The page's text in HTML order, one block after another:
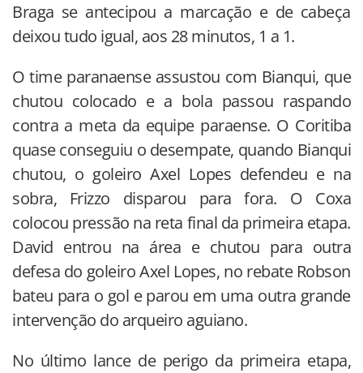
Braga se antecipou a marcação e de cabeça
deixou tudo igual, aos 28 minutos, 1 a 1.
O time paranaense assustou com Bianqui, que
chutou colocado e a bola passou raspando
contra a meta da equipe paraense. O Coritiba
quase conseguiu o desempate, quando Bianqui
chutou, o goleiro Axel Lopes defendeu e na
sobra, Frizzo disparou para fora. O Coxa
colocou pressão na reta final da primeira etapa.
David entrou na área e chutou para outra
defesa do goleiro Axel Lopes, no rebate Robson
bateu para o gol e parou em uma outra grande
intervenção do arqueiro aguiano.
No último lance de perigo da primeira etapa,